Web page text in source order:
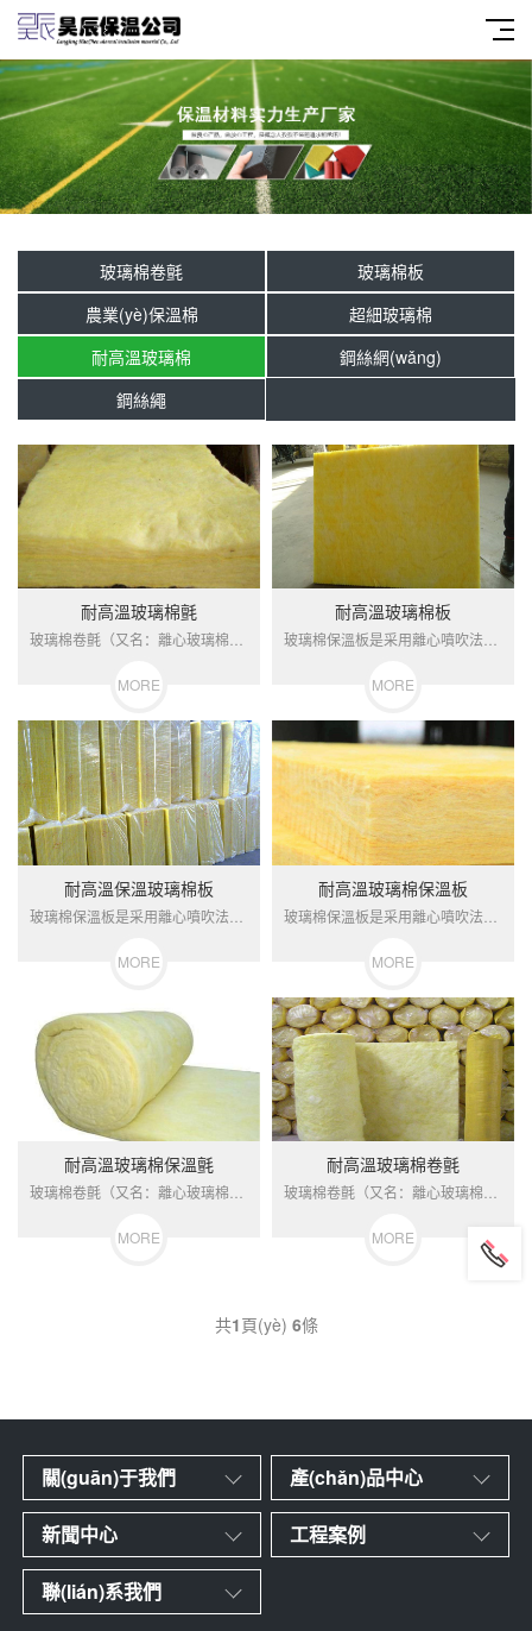
玻璃棉卷氈
玻璃棉板
農業(yè)保溫棉
超細玻璃棉
耐高溫玻璃棉
鋼絲網(wǎng)
鋼絲繩
耐高溫玻璃棉氈
玻璃棉卷氈（又名：離心玻璃棉氈、玻璃保溫棉、離心玻璃棉等）一...
MORE
耐高溫玻璃棉板
玻璃棉保溫板是采用離心噴吹法加工而成，這種材料具有一定強度的...
MORE
耐高溫保溫玻璃棉板
MORE
耐高溫玻璃棉保溫板
MORE
耐高溫玻璃棉保溫氈
MORE
耐高溫玻璃棉卷氈
MORE
共1頁(yè) 6條
關(guān)于我們 產(chǎn)品中心
新聞中心 工程案例
聯(lián)系我們